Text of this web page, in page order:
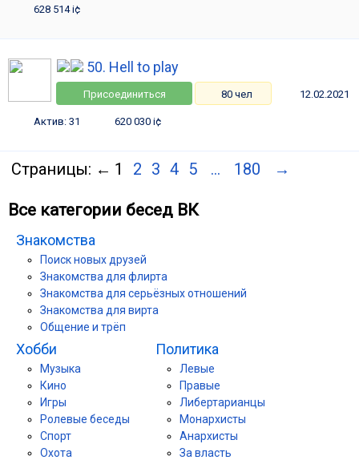
628 514 i¢
50. Hell to play
Присоединиться 80 чел 12.02.2021
Актив: 31 620 030 i¢
Страницы: ← 1 2 3 4 5 ... 180 →
Все категории бесед ВК
Знакомства
Поиск новых друзей
Знакомства для флирта
Знакомства для серьёзных отношений
Знакомства для вирта
Общение и трёп
Хобби
Музыка
Кино
Игры
Ролевые беседы
Спорт
Охота
Политика
Левые
Правые
Либертарианцы
Монархисты
Анархисты
За власть